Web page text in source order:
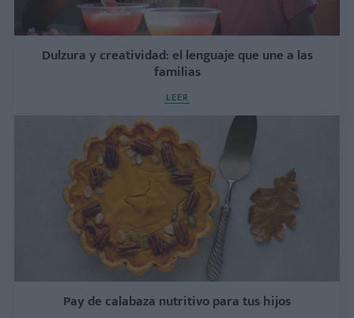
Dulzura y creatividad: el lenguaje que une a las
familias
LEER
Pay de calabaza nutritivo para tus hijos